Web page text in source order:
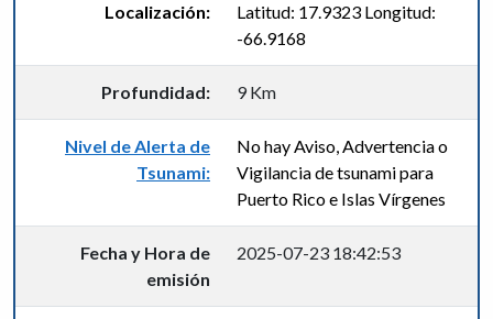
Localización:
Latitud: 17.9323 Longitud:
-66.9168
Profundidad: 9 Km
Nivel de Alerta de
Tsunami:
No hay Aviso, Advertencia o
Vigilancia de tsunami para
Puerto Rico e Islas Vírgenes
Fecha y Hora de
emisión
2025-07-23 18:42:53